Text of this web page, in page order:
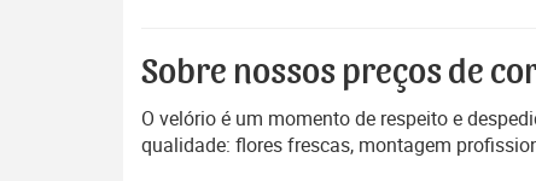
Sobre nossos preços de
O velório é um momento de respeito e
qualidade: flores frescas, montagem